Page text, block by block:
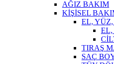
AĞIZ BAKIM
KİŞİSEL
EL,
TIRAŞ
SAÇ